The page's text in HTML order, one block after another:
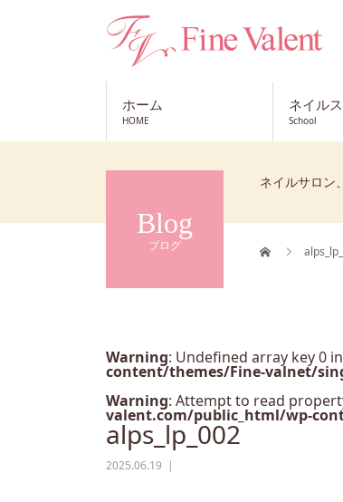
ホーム
HOME
ネイル
School
Blog
ブログ
ネイルサロン
Warning: Undefined array key 0 in
content/themes/Fine-valnet/
Warning: Attempt to read
valent.com/public_html/wp-
alps_lp_002
2025.06.19